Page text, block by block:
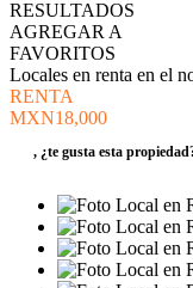
RESULTADOS
AGREGAR A
FAVORITOS
Locales en renta en el
RENTA
MXN18,000
, ¿te gusta esta